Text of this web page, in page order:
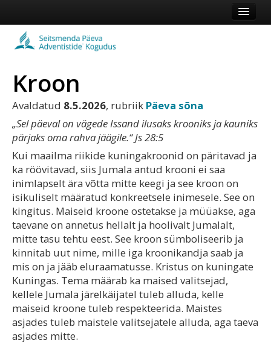
Koduleht
Vaata veel
Logi sisse või registreeru
Kroon
Avaldatud 8.5.2026, rubriik Päeva sõna
„Sel päeval on vägede Issand ilusaks krooniks ja kauniks
pärjaks oma rahva jäägile.“ Js 28:5
Kui maailma riikide kuningakroonid on päritavad ja
ka röövitavad, siis Jumala antud krooni ei saa
inimlapselt ära võtta mitte keegi ja see kroon on
isikuliselt määratud konkreetsele inimesele. See on
kingitus. Maiseid kroone ostetakse ja müüakse, aga
taevane on annetus hellalt ja hoolivalt Jumalalt,
mitte tasu tehtu eest. See kroon sümboliseerib ja
kinnitab uut nime, mille iga kroonikandja saab ja
mis on ja jääb eluraamatusse. Kristus on kuningate
Kuningas. Tema määrab ka maised valitsejad,
kellele Jumala järelkäijatel tuleb alluda, kelle
maiseid kroone tuleb respekteerida. Maistes
asjades tuleb maistele valitsejatele alluda, aga taeva
asjades mitte.